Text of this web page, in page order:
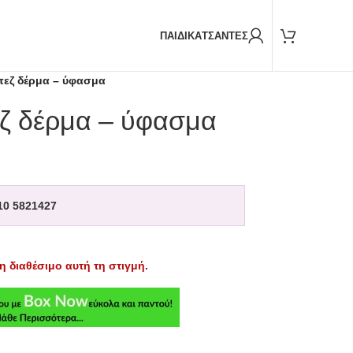
ΠΑΙΔΙΚΑΤΣΑΝΤΕΣ
δέρμα – ύφασμα
δέρμα – ύφασμα
5821427
διαθέσιμο αυτή τη στιγμή.